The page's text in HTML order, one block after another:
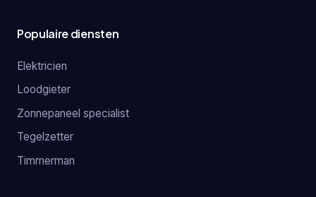
Populaire diensten
Elektricien
Loodgieter
Zonnepaneel specialist
Tegelzetter
Timmerman